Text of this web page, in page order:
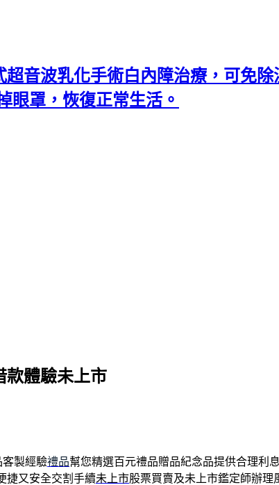
音波乳化手術白內障治療，可免
眼罩，恢復正常生活。
款體驗未上市
客製經驗禮品幫您精選百元禮品贈品紀念品提供合理利
捷又安全交割手續未上市股票買賣及未上市鑑定師辦理